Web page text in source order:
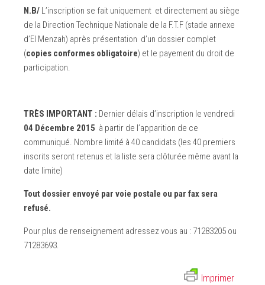
N.B/ L’inscription se fait uniquement et directement au siège
de la Direction Technique Nationale de la F.T.F (stade annexe
d’El Menzah) après présentation d’un dossier complet
(copies conformes obligatoire) et le payement du droit de
participation.
TRÈS IMPORTANT : Dernier délais d’inscription le vendredi
04 Décembre 2015 à partir de l’apparition de ce
communiqué. Nombre limité à 40 candidats (les 40 premiers
inscrits seront retenus et la liste sera clôturée même avant la
date limite)
Tout dossier envoyé par voie postale ou par fax sera
refusé.
Pour plus de renseignement adressez vous au : 71283205 ou
71283693.
Imprimer